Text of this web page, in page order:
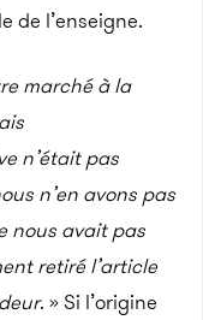
de l’enseigne.
marché à la
n’était pas
n’en avons pas
nous avait pas
retiré l’article
. » Si l’origine